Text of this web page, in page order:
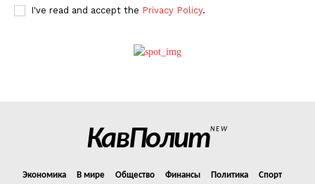
Контакты
I've read and accept the Privacy Policy.
КавПолитNEW
Экономика В мире Общество Финансы Политика
Спорт